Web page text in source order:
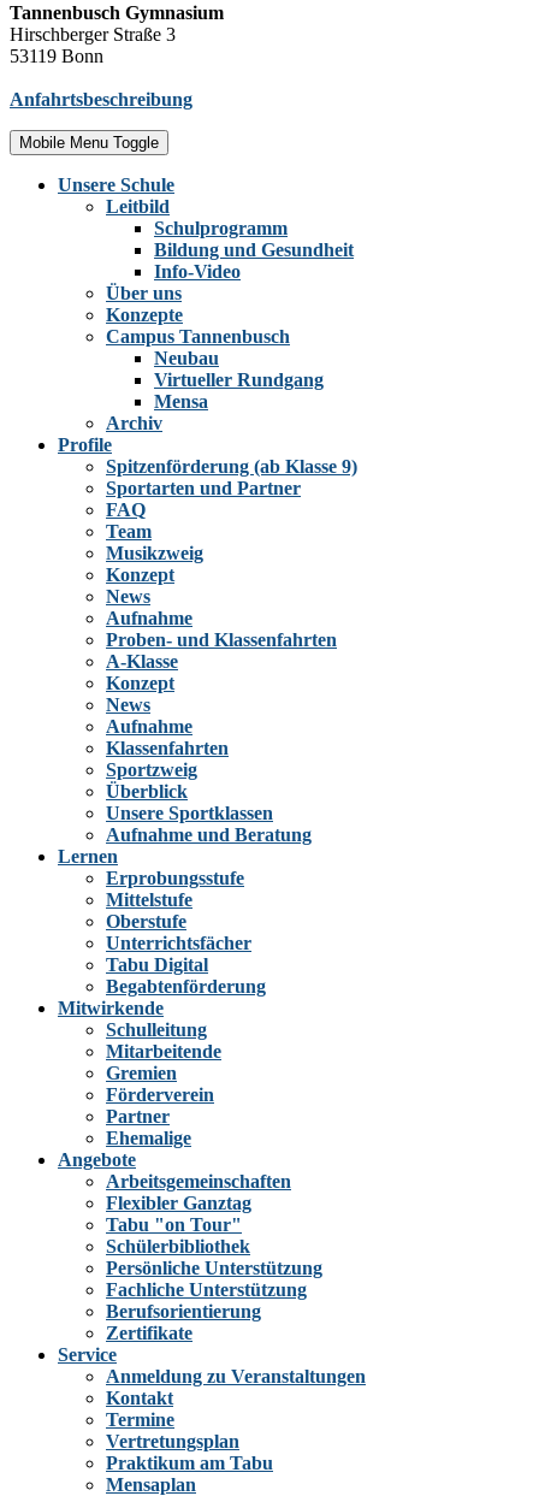
Tannenbusch Gymnasium
Hirschberger Straße 3
53119 Bonn
Anfahrtsbeschreibung
Mobile Menu Toggle
Unsere Schule
Leitbild
Schulprogramm
Bildung und Gesundheit
Info-Video
Über uns
Konzepte
Campus Tannenbusch
Neubau
Virtueller Rundgang
Mensa
Archiv
Profile
Spitzenförderung (ab Klasse 9)
Sportarten und Partner
FAQ
Team
Musikzweig
Konzept
News
Aufnahme
Proben- und Klassenfahrten
A-Klasse
Konzept
News
Aufnahme
Klassenfahrten
Sportzweig
Überblick
Unsere Sportklassen
Aufnahme und Beratung
Lernen
Erprobungsstufe
Mittelstufe
Oberstufe
Unterrichtsfächer
Tabu Digital
Begabtenförderung
Mitwirkende
Schulleitung
Mitarbeitende
Gremien
Förderverein
Partner
Ehemalige
Angebote
Arbeitsgemeinschaften
Flexibler Ganztag
Tabu "on Tour"
Schülerbibliothek
Persönliche Unterstützung
Fachliche Unterstützung
Berufsorientierung
Zertifikate
Service
Anmeldung zu Veranstaltungen
Kontakt
Termine
Vertretungsplan
Praktikum am Tabu
Mensaplan